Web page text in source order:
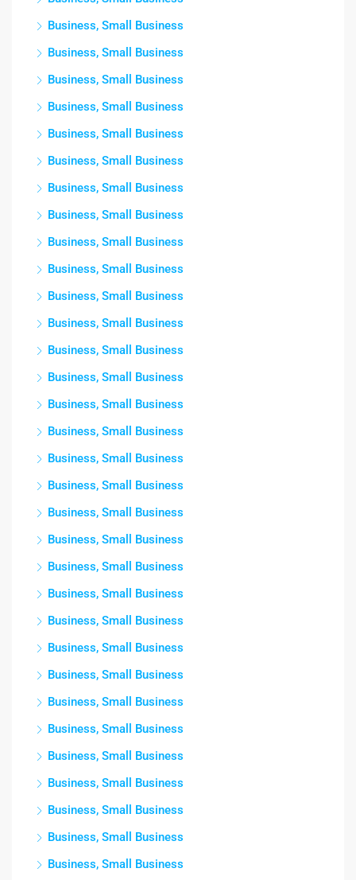
Business, Small Business
Business, Small Business
Business, Small Business
Business, Small Business
Business, Small Business
Business, Small Business
Business, Small Business
Business, Small Business
Business, Small Business
Business, Small Business
Business, Small Business
Business, Small Business
Business, Small Business
Business, Small Business
Business, Small Business
Business, Small Business
Business, Small Business
Business, Small Business
Business, Small Business
Business, Small Business
Business, Small Business
Business, Small Business
Business, Small Business
Business, Small Business
Business, Small Business
Business, Small Business
Business, Small Business
Business, Small Business
Business, Small Business
Business, Small Business
Business, Small Business
Business, Small Business